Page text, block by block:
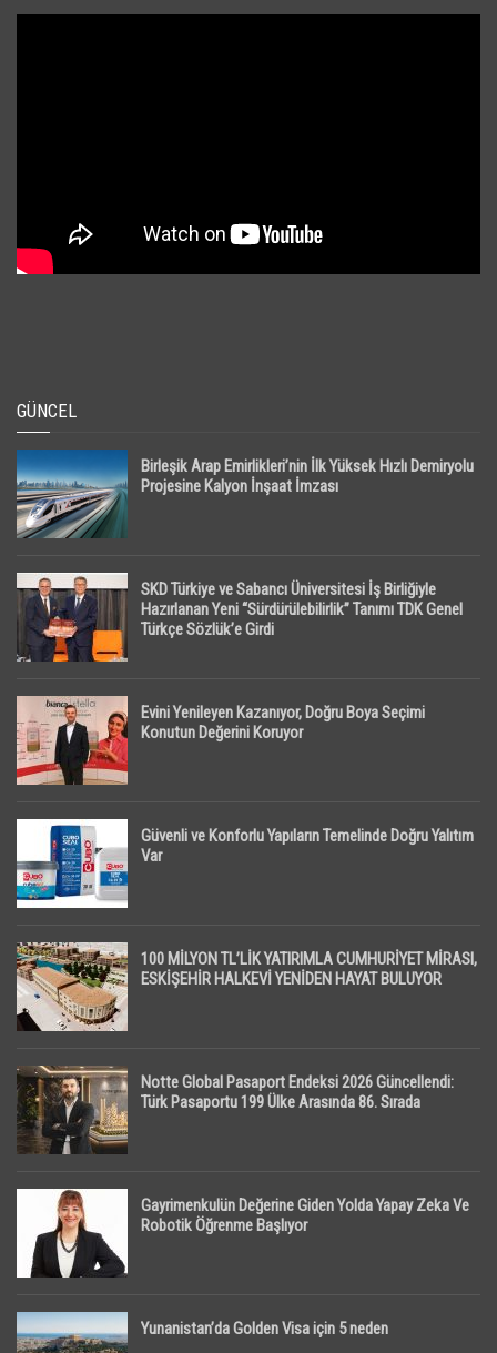
GÜNCEL
Birleşik Arap Emirlikleri’nin İlk Yüksek Hızlı Demiryolu
Projesine Kalyon İnşaat İmzası
SKD Türkiye ve Sabancı Üniversitesi İş Birliğiyle
Hazırlanan Yeni “Sürdürülebilirlik” Tanımı TDK Genel
Türkçe Sözlük’e Girdi
Evini Yenileyen Kazanıyor, Doğru Boya Seçimi
Konutun Değerini Koruyor
Güvenli ve Konforlu Yapıların Temelinde Doğru Yalıtım
Var
100 MİLYON TL’LİK YATIRIMLA CUMHURİYET MİRASI,
ESKİŞEHİR HALKEVİ YENİDEN HAYAT BULUYOR
Notte Global Pasaport Endeksi 2026 Güncellendi:
Türk Pasaportu 199 Ülke Arasında 86. Sırada
Gayrimenkulün Değerine Giden Yolda Yapay Zeka Ve
Robotik Öğrenme Başlıyor
Yunanistan’da Golden Visa için 5 neden